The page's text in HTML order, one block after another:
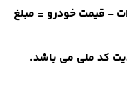
- قیمت خودرو = مبلغ
کد ملی می باشد.